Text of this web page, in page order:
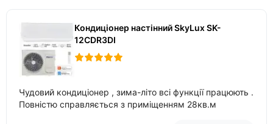
Кондиціонер настінний SkyLux SK-
12CDR3DI
Чудовий кондиціонер , зима-літо всі функції працюють .
Повністю справляється з приміщенням 28кв.м